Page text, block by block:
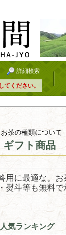
詳細検索
ください。
お茶の種類について
ギフト商品 (
用に最適な。
熨斗等も無料で
人気ランキング